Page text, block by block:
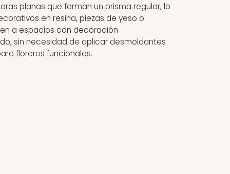
planas que forman un prisma regular, lo
en resina, piezas de yeso o
a espacios con decoración
sin necesidad de aplicar desmoldantes
floreros funcionales.